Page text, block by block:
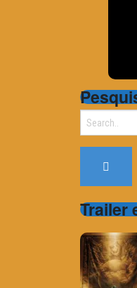
Search
Trailer